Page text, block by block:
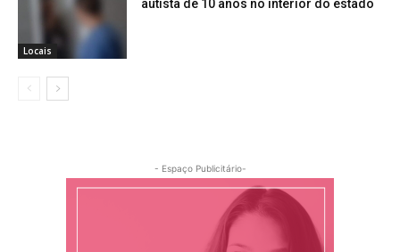
Locais
autista de 10 anos no interior do estado
- Espaço Publicitário-